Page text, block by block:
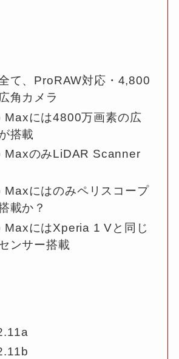
て、ProRAW対応・4,800
角カメラ
Maxには4800万画素の広
搭載
MaxのみLiDAR Scanner
Maxにはのみペリスコープ
載か？
MaxにはXperia 1 Vと同じ
ンサー搭載